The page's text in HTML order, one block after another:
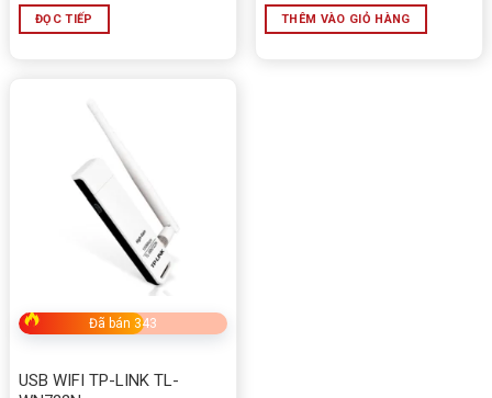
ĐỌC TIẾP THÊM VÀO GIỎ HÀNG
Đã bán 343
USB WIFI TP-LINK TL-